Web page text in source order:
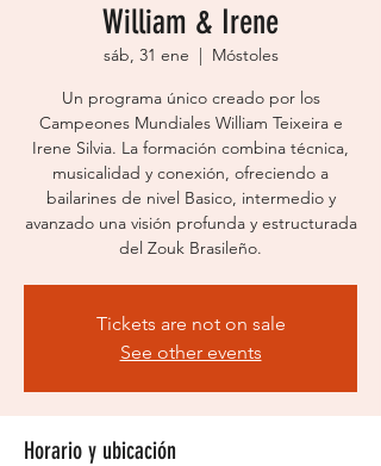
William & Irene
sáb, 31 ene
  |
Móstoles
Un programa único creado por los
Campeones Mundiales William Teixeira e
Irene Silvia. La formación combina técnica,
musicalidad y conexión, ofreciendo a
bailarines de nivel Basico, intermedio y
avanzado una visión profunda y estructurada
del Zouk Brasileño.
Tickets are not on sale
See other events
Horario y ubicación